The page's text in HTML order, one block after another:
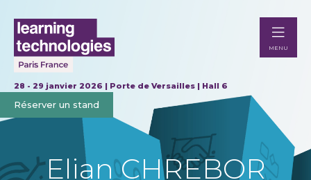
28 - 29 janvier 2026 | Porte de Versailles | Hall 6
Réserver un stand
MENU
Elian CHREBOR